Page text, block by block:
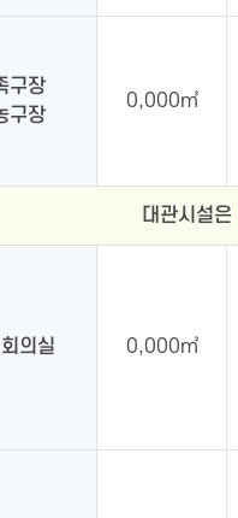
구장
구장
0,000㎡
대관시설은
의실 0,000㎡